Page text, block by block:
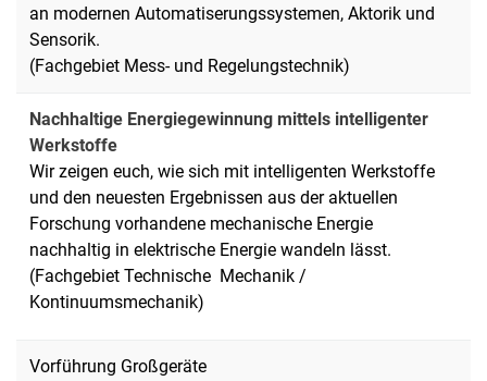
an modernen Automatiserungssystemen, Aktorik und
Sensorik.
(Fachgebiet Mess- und Regelungstechnik)
Nachhaltige Energiegewinnung mittels intelligenter
Werkstoffe
Wir zeigen euch, wie sich mit intelligenten Werkstoffe
und den neuesten Ergebnissen aus der aktuellen
Forschung vorhandene mechanische Energie
nachhaltig in elektrische Energie wandeln lässt.
(Fachgebiet Technische Mechanik /
Kontinuumsmechanik)
Vorführung Großgeräte